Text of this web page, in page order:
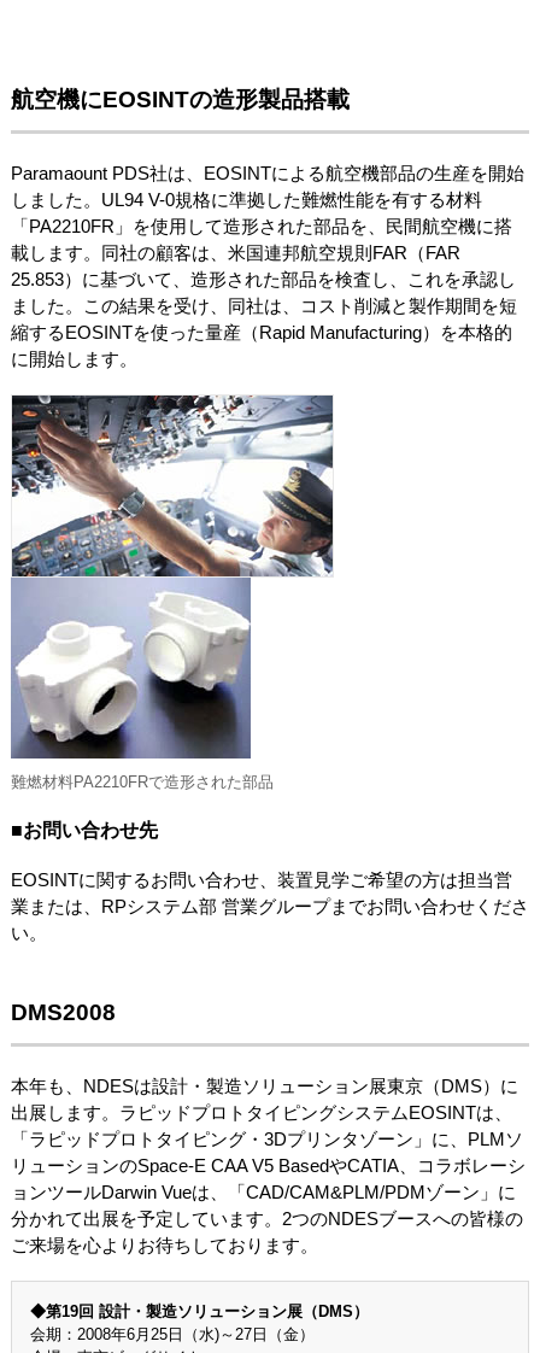
航空機にEOSINTの造形製品搭載
Paramaount PDS社は、EOSINTによる航空機部品の生産を開始
しました。UL94 V-0規格に準拠した難燃性能を有する材料
「PA2210FR」を使用して造形された部品を、民間航空機に搭
載します。同社の顧客は、米国連邦航空規則FAR（FAR
25.853）に基づいて、造形された部品を検査し、これを承認し
ました。この結果を受け、同社は、コスト削減と製作期間を短
縮するEOSINTを使った量産（Rapid Manufacturing）を本格的
に開始します。
難燃材料PA2210FRで造形された部品
■お問い合わせ先
EOSINTに関するお問い合わせ、装置見学ご希望の方は担当営
業または、RPシステム部 営業グループまでお問い合わせくださ
い。
DMS2008
本年も、NDESは設計・製造ソリューション展東京（DMS）に
出展します。ラピッドプロトタイピングシステムEOSINTは、
「ラピッドプロトタイピング・3Dプリンタゾーン」に、PLMソ
リューションのSpace-E CAA V5 BasedやCATIA、コラボレーシ
ョンツールDarwin Vueは、「CAD/CAM&PLM/PDMゾーン」に
分かれて出展を予定しています。2つのNDESブースへの皆様の
ご来場を心よりお待ちしております。
◆第19回 設計・製造ソリューション展（DMS）
会期：2008年6月25日（水)～27日（金）